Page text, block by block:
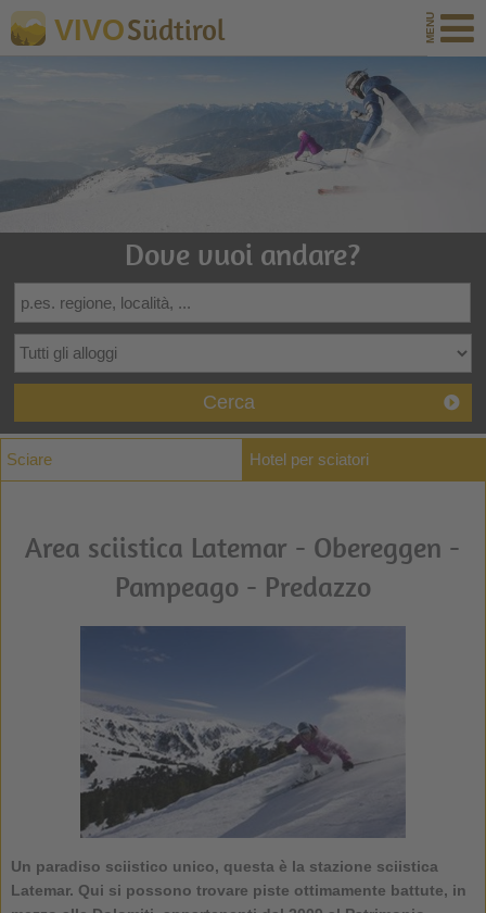
VIVOSüdtirol
Dove vuoi andare?
Cerca
Sciare Hotel per sciatori
Area sciistica Latemar - Obereggen -
Pampeago - Predazzo
Un paradiso sciistico unico, questa è la stazione sciistica
Latemar. Qui si possono trovare piste ottimamente battute, in